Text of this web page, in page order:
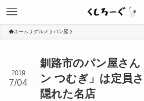
ホーム グルメ パン屋
釧路市のパン屋さ
ン つむぎ」は定員
隠れた名店
2019
7/04